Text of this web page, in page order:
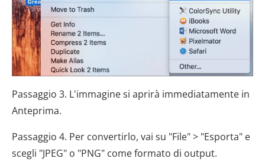
Passaggio 3. L'immagine si aprirà immediatamente in
Anteprima.
Passaggio 4. Per convertirlo, vai su "File" > "Esporta" e
scegli "JPEG" o "PNG" come formato di output.